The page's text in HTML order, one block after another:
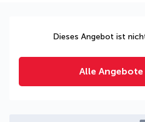
Dieses Angebot ist
Alle Angebote